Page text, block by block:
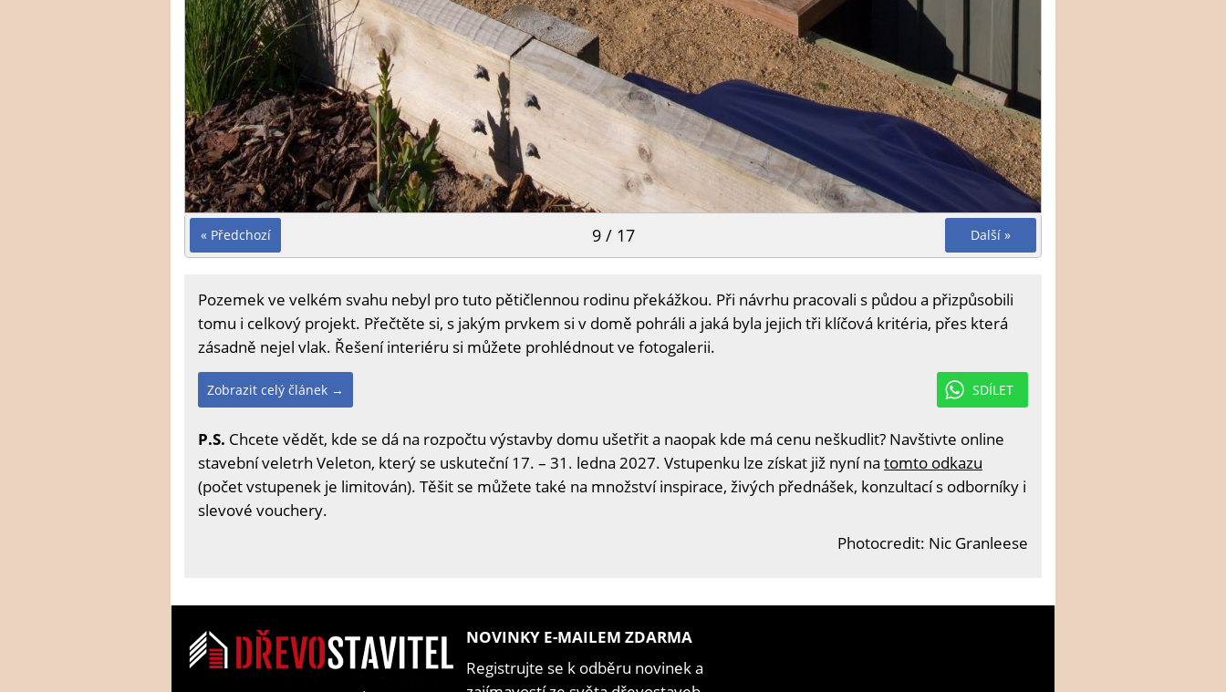
« Předchozí Další »
9 / 17
Pozemek ve velkém svahu nebyl pro tuto pětičlennou rodinu překážkou. Při návrhu pracovali s půdou a přizpůsobili
tomu i celkový projekt. Přečtěte si, s jakým prvkem si v domě pohráli a jaká byla jejich tři klíčová kritéria, přes která
zásadně nejel vlak. Řešení interiéru si můžete prohlédnout ve fotogalerii.
SDÍLET
Zobrazit celý článek →
P.S. Chcete vědět, kde se dá na rozpočtu výstavby domu ušetřit a naopak kde má cenu neškudlit? Navštivte online
stavební veletrh Veleton, který se uskuteční 17. – 31. ledna 2027. Vstupenku lze získat již nyní na tomto odkazu
(počet vstupenek je limitován). Těšit se můžete také na množství inspirace, živých přednášek, konzultací s odborníky i
slevové vouchery.
Photocredit: Nic Granleese
NOVINKY E-MAILEM ZDARMA
Registrujte se k odběru novinek a